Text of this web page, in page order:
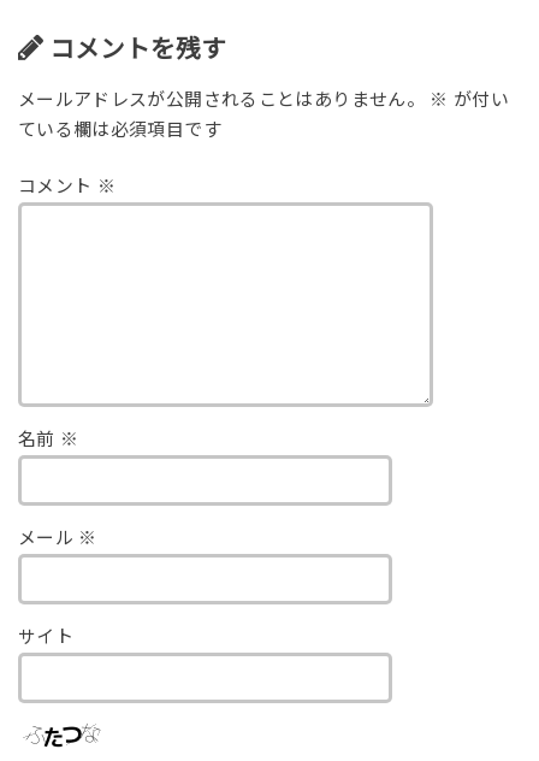
コメントを残す
メールアドレスが公開されることはありません。 ※ が付い
ている欄は必須項目です
コメント ※
名前 ※
メール ※
サイト